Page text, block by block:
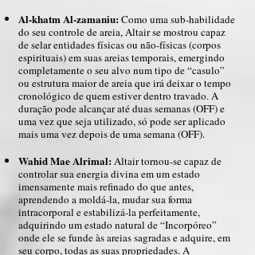
Al-khatm Al-zamaniu: Como uma sub-habilidade
do seu controle de areia, Altair se mostrou capaz
de selar entidades físicas ou não-físicas (corpos
espirituais) em suas areias temporais, emergindo
completamente o seu alvo num tipo de “casulo”
ou estrutura maior de areia que irá deixar o tempo
cronológico de quem estiver dentro travado. A
duração pode alcançar até duas semanas (OFF) e
uma vez que seja utilizado, só pode ser aplicado
mais uma vez depois de uma semana (OFF).
Wahid Mae Alrimal: Altair tornou-se capaz de
controlar sua energia divina em um estado
imensamente mais refinado do que antes,
aprendendo a moldá-la, mudar sua forma
intracorporal e estabilizá-la perfeitamente,
adquirindo um estado natural de “Incorpóreo”
onde ele se funde às areias sagradas e adquire, em
seu corpo, todas as suas propriedades. A